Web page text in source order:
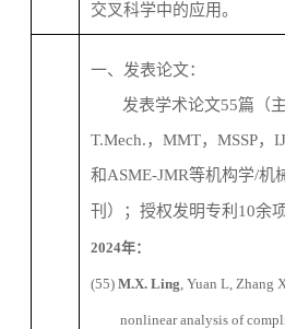
交叉科学中的应用。
一、发表论文：
发表学术论文55篇（
T.Mech.， MMT， MSSP，
和ASME-JMR等机构学/机
刊）；授权发明专利 10余项
2024年：
(55) M.X. Ling , Yuan L, Zhang
nonlinear analysis of